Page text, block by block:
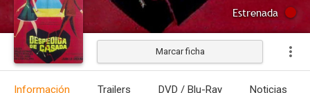
Estrenada
Marcar ficha
Información Trailers DVD / Blu-Ray Noticias